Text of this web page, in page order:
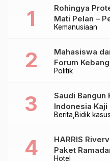
Kemanusiaan
Rohingya
Mati Pelan –
Politik
Mahasiswa
Forum
Berita Bidik kasus
Saudi Bangun
Indonesia Kaji
Baru Sampai
Hotel
HARRIS
Paket